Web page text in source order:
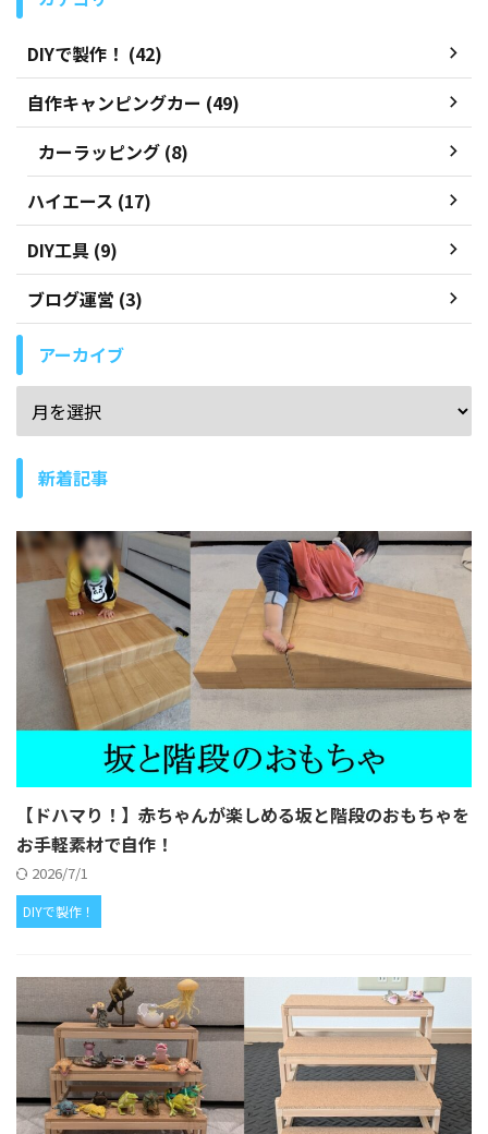
DIYで製作！ (42)
自作キャンピングカー (49)
カーラッピング (8)
ハイエース (17)
DIY工具 (9)
ブログ運営 (3)
アーカイブ
新着記事
【ドハマり！】赤ちゃんが楽しめる坂と階段のおもちゃを
お手軽素材で自作！
2026/7/1
DIYで製作！